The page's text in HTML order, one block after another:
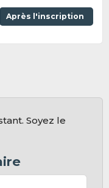
Après l'inscription
Soyez le